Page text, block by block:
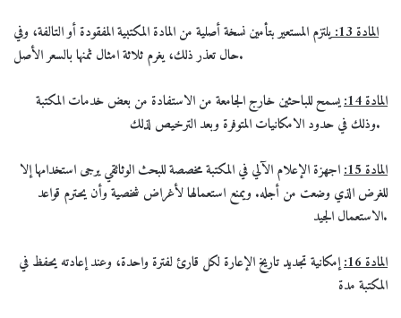
المادة 13:
يلتزم المستعير بتأمين نسخة أصلية من المادة المكتبية المفقودة أو التالفة، وفي
حال تعذر ذلك، يغرم ثلاثة امثال ثمنها بالسعر الأصل.
المادة 14:
يسمح للباحثين خارج الجامعة من الاستفادة من بعض خدمات المكتبة
وذلك في حدود الامكانيات المتوفرة وبعد الترخيص لذلك.
المادة 15:
اجهزة الإعلام الآلي في المكتبة مخصصة للبحث الوثائقي يرجى استخدامها إلا
للغرض الذي وضعت من أجله. ويمنع استعمالها لأغراض شخصية وأن يحترم قواعد
الاستعمال الجيد.
المادة 16:
إمكانية تجديد تاريخ الإعارة لكل قارئ لفترة واحدة، وعند إعادته يحفظ في
المكتبة مدة